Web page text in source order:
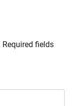
Required fields